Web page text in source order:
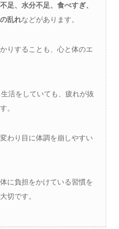
足、水分不足、食べすぎ、
乱れなどがあります。
りすることも、心と体のエ
活をしていても、疲れが抜
。
わり目に体調を崩しやすい
に負担をかけている習慣を
切です。